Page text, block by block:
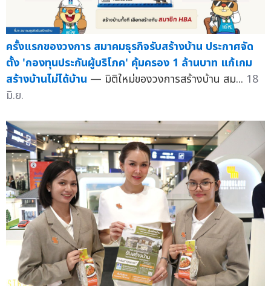
ครั้งแรกของวงการ สมาคมธุรกิจรับสร้างบ้าน ประกาศจัด
ตั้ง 'กองทุนประกันผู้บริโภค' คุ้มครอง 1 ล้านบาท แก้เกม
สร้างบ้านไม่ได้บ้าน — มิติใหม่ของวงการสร้างบ้าน สม... 18
มิ.ย.